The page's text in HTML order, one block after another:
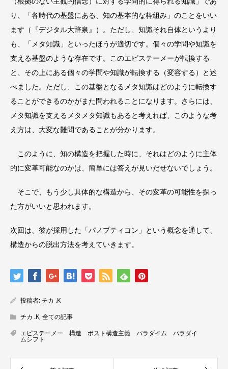
り、「各時代の基盤にある、知の基本的な枠組み」のことをいい
ます（『デジタル大辞泉』）。ただし、知識それ自体というより
も、「メタ知識」といったほうが適切です。個々の学問や知識を
支える基盤のような存在です。このエピステーメーが転換する
と、その上にある個々の学問や知識が転換する（変容する）と述
べました。ただし、この基盤となるメタ知識はどのように転換す
ることができるのかがまた問われることになります。さらには、
メタ知識を支えるメタメタ知識もあると考えれば、このような考
え方は、大変な難問であることが分かります。
このように、知の構造を把握した時に、それはどのように主体
的に変革可能なのかは、簡単には答えが見いだせないでしょう。
そこで、もう少し具体的な構造から、その変革の可能性を探っ
た方がいいと思われます。
次回は、彼が採用した「パノプティコン」という概念を通して、
構造からの脱出方法を考えていきます。
投稿者:チカ .K
チカ .K,全ての記事
エピステーメー 構造 ポスト構造主義 パラダイム パラダイ
ムシフト